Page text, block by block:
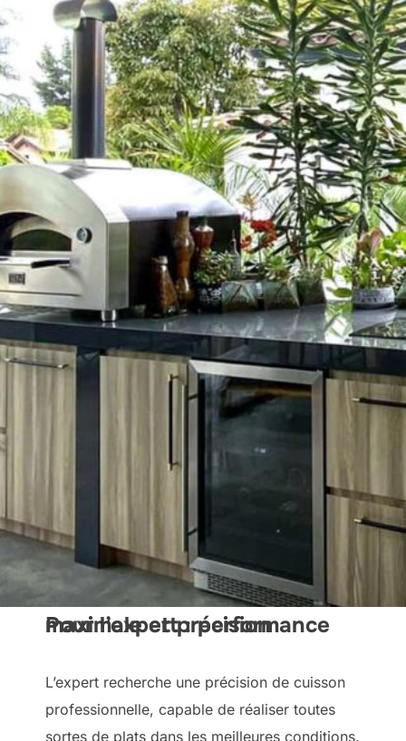
Pour l’expert : performance maximale et précision
L’expert recherche une précision de cuisson
professionnelle, capable de réaliser toutes
sortes de plats dans les meilleures conditions.